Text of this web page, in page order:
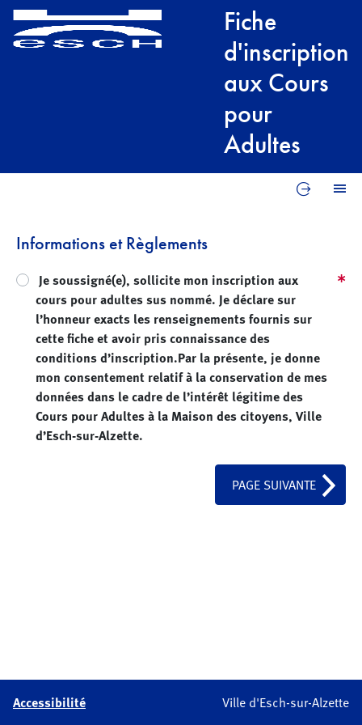
Fiche
d'inscription
aux Cours
pour
Adultes
Informations et Règlements
Je soussigné(e), sollicite mon inscription aux
cours pour adultes sus nommé. Je déclare sur
l’honneur exacts les renseignements fournis sur
cette fiche et avoir pris connaissance des
conditions d’inscription.Par la présente, je donne
mon consentement relatif à la conservation de mes
données dans le cadre de l’intérêt légitime des
Cours pour Adultes à la Maison des citoyens, Ville
d’Esch-sur-Alzette.
PAGE SUIVANTE
Accessibilité Ville d'Esch-sur-Alzette